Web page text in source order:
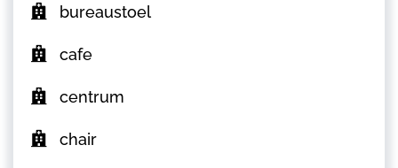
bureaustoel
cafe
centrum
chair